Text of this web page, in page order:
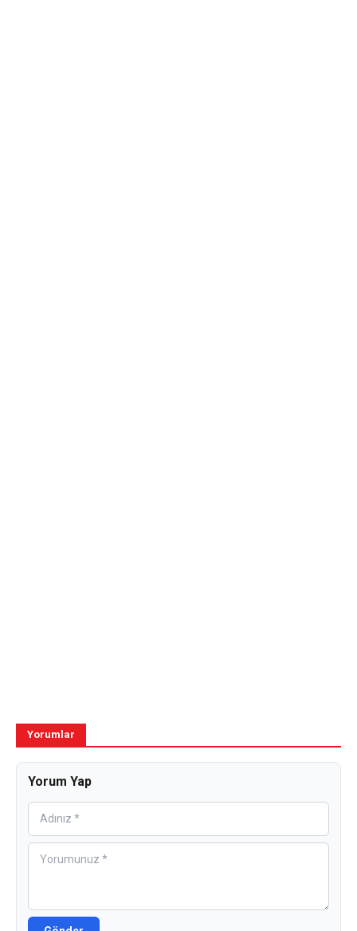
Yorumlar
Yorum Yap